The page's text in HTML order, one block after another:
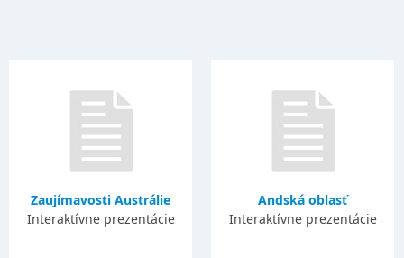
Zaujímavosti Austrálie
Interaktívne prezentácie
Andská oblasť
Interaktívne prezentácie